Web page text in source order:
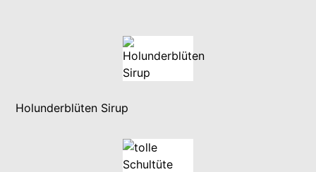
Holunderblüten Sirup